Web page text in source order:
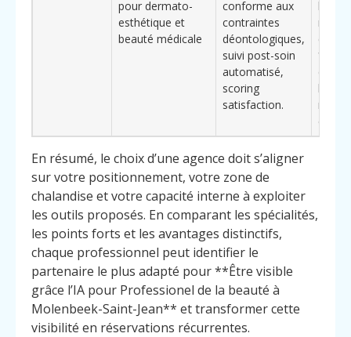
pour dermato-
esthétique et
beauté médicale
conforme aux
contraintes
déontologiques,
suivi post-soin
automatisé,
scoring
satisfaction.
basés
En résumé, le choix d’une agence doit s’aligner
sur votre positionnement, votre zone de
chalandise et votre capacité interne à exploiter
les outils proposés. En comparant les spécialités,
les points forts et les avantages distinctifs,
chaque professionnel peut identifier le
partenaire le plus adapté pour **Être visible
grâce l’IA pour Professionel de la beauté à
Molenbeek-Saint-Jean** et transformer cette
visibilité en réservations récurrentes.